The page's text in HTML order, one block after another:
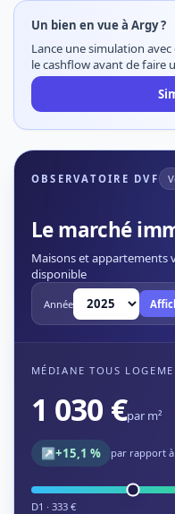
Un bien en vue à Argy ?
Lance une simulation
le cashflow avant de faire
OBSERVATOIRE DVF
Le marché
Maisons et appartements
disponible
Année
MÉDIANE TOUS
1 030 €par m²
↗+15,1 % par rapport à
D1 · 333 €